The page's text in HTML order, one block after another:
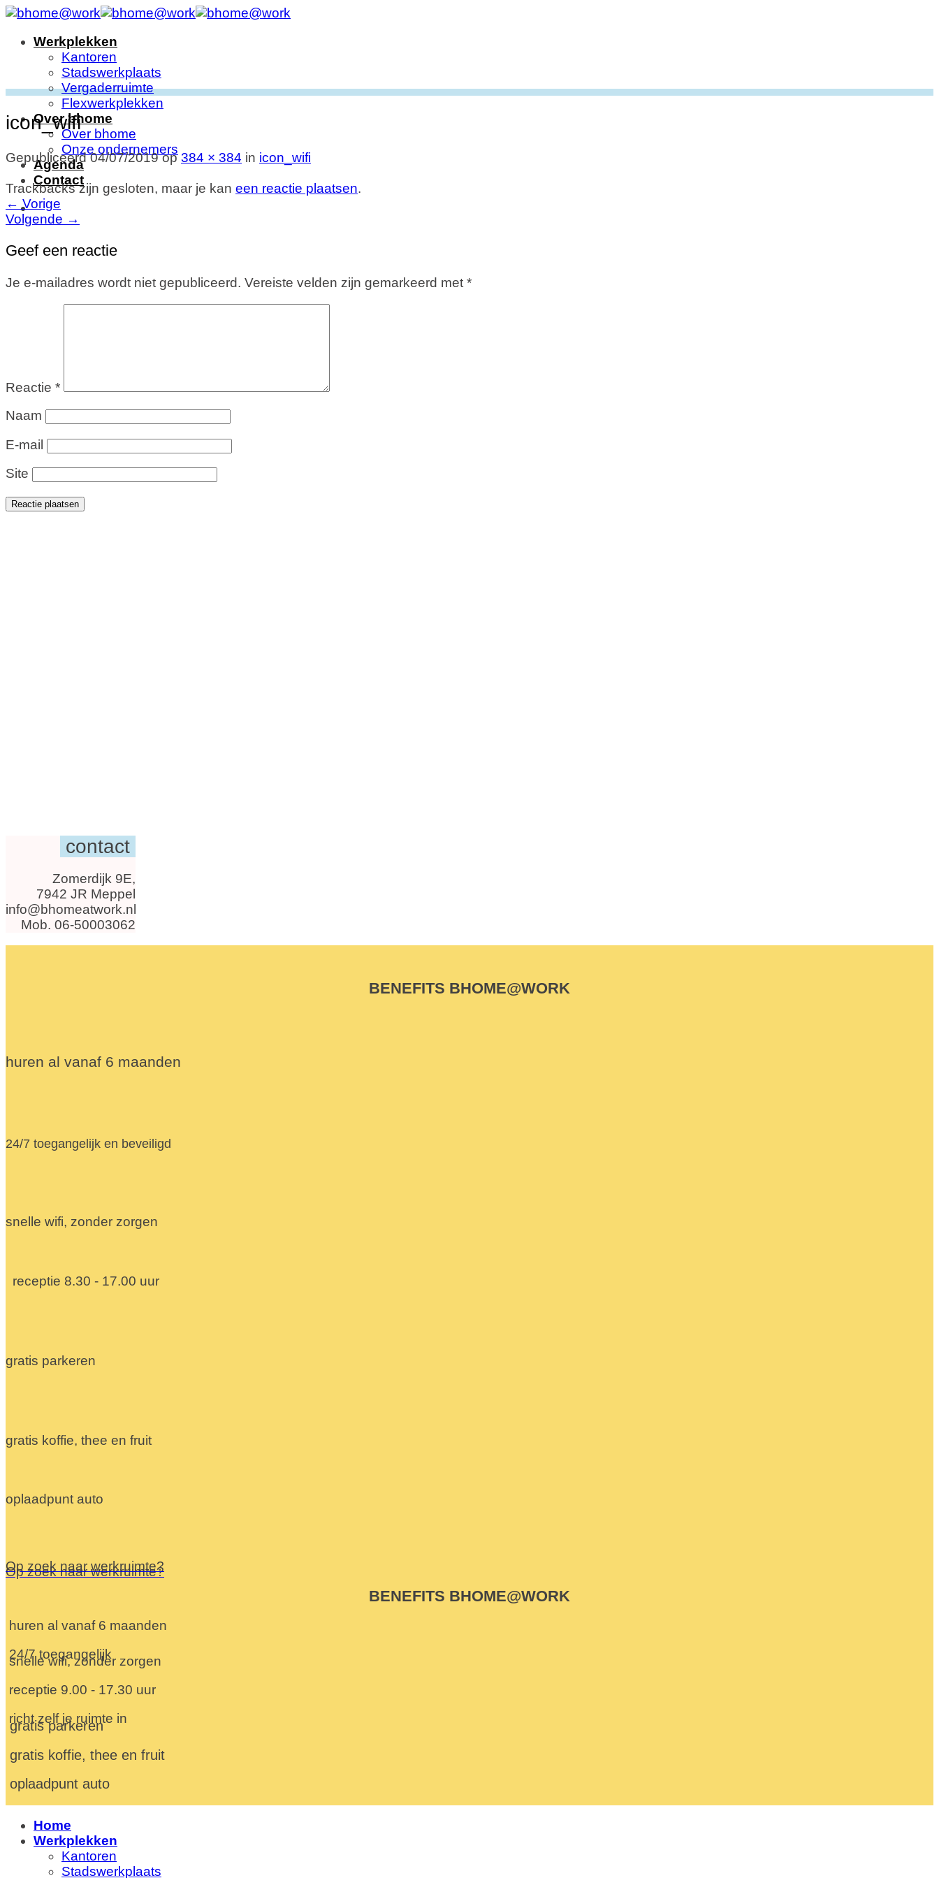
Ga
inhoudWerkplekken
Kantoren
Stadswerkplaats
Vergaderruimte
Flexwerkplekken
Over bhome
Over bhome
Onze ondernemers
Agenda
Contact
icon_wifi
Gepubliceerd04/07/2019op384 × 384 in icon_wifi
Trackbacks zijn gesloten, maar je kan een reactie plaatsen.
← Vorige
Volgende →
Geef een reactie
Je e-mailadres wordt niet gepubliceerd. Vereiste velden zijn gemarkeerd met *
Reactie *
Naam
E-mail
Site
contact
Zomerdijk 9E,
7942 JR Meppel
info@bhomeatwork.nl
Mob. 06-50003062
BENEFITS BHOME@WORK
huren al vanaf 6 maanden
24/7 toegangelijk en beveiligd
snelle wifi, zonder zorgen
receptie 8.30 - 17.00 uur
gratis parkeren
gratis koffie, thee en fruit
oplaadpunt auto
Op zoek naar werkruimte?
Op zoek naar werkruimte?
BENEFITS BHOME@WORK
huren al vanaf 6 maanden
24/7 toegangelijk
snelle wifi, zonder zorgen
receptie 9.00 - 17.30 uur
richt zelf je ruimte in
gratis parkeren
gratis koffie, thee en fruit
oplaadpunt auto
Home
Werkplekken
Kantoren
Stadswerkplaats